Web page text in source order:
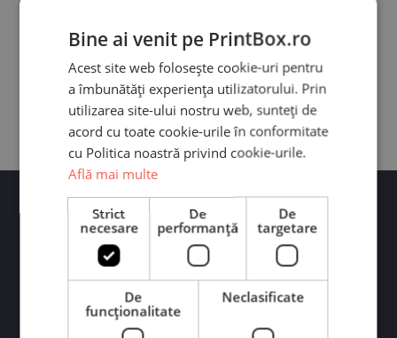
Ai întrebări?
Contactează-ne pe WhatsApp sau Messenger. Răspundem
Bine ai venit pe PrintBox.ro
Acest site web folosește cookie-uri pentru
a îmbunătăți experiența utilizatorului. Prin
utilizarea site-ului nostru web, sunteți de
acord cu toate cookie-urile în conformitate
cu Politica noastră privind cookie-urile.
Află mai multe
Strict
necesare
De
performanță
De
targetare
De
funcţionalitate
Neclasificate